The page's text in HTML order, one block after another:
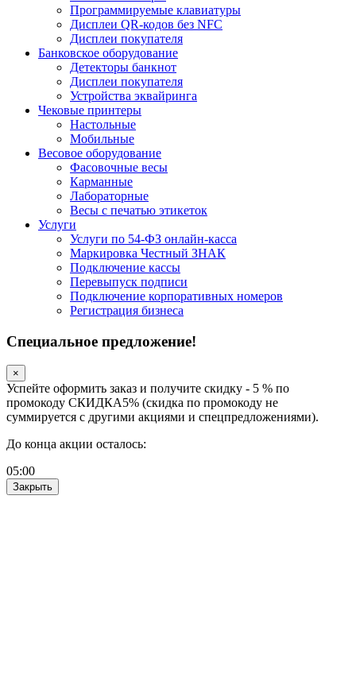
Программируемые клавиатуры
Дисплеи QR-кодов без NFC
Дисплеи покупателя
Банковское оборудование
Детекторы банкнот
Дисплеи покупателя
Устройства эквайринга
Чековые принтеры
Настольные
Мобильные
Весовое оборудование
Фасовочные весы
Карманные
Лабораторные
Весы с печатью этикеток
Услуги
Услуги по 54-ФЗ онлайн-касса
Маркировка Честный ЗНАК
Подключение кассы
Перевыпуск подписи
Подключение корпоративных номеров
Регистрация бизнеса
Специальное предложение!
×
Успейте оформить заказ и получите скидку - 5 % по
промокоду СКИДКА5% (скидка по промокоду не
суммируется с другими акциями и спецпредложениями).
До конца акции осталось:
05:00
Закрыть